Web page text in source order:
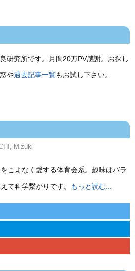
研究所です。月間20万PV感謝。お探し
や過去記事一覧もお試し下さい。
Mizuki
こよなく愛する体育会系。趣味はバラ
て科学繋がりです。
もっと読む...